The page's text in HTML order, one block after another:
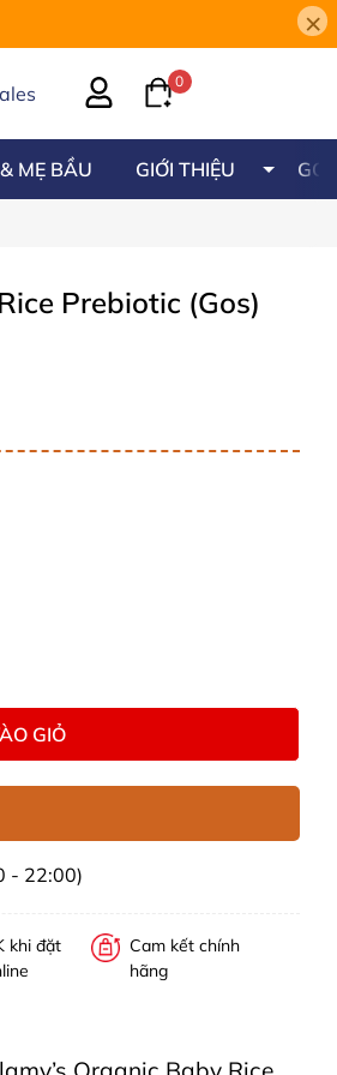
×
0
MẸ BẦU GIỚI THIỆU
Prebiotic (Gos)
GIỎ
- 22:00)
khi đặt
Cam kết chính
hãng